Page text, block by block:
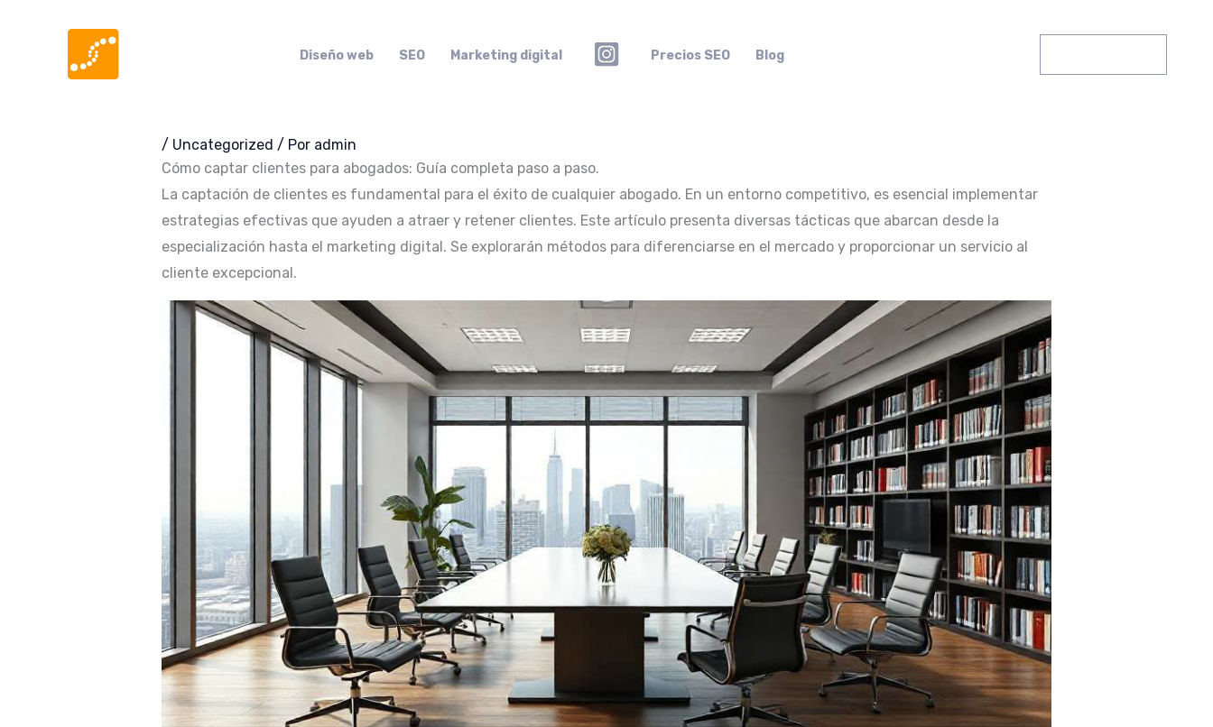
Diseño web SEO Marketing digital Precios SEO Blog
/ Uncategorized / Por admin
Cómo captar clientes para abogados: Guía completa paso a paso.
La captación de clientes es fundamental para el éxito de cualquier abogado. En un entorno competitivo, es esencial implementar
estrategias efectivas que ayuden a atraer y retener clientes. Este artículo presenta diversas tácticas que abarcan desde la
especialización hasta el marketing digital. Se explorarán métodos para diferenciarse en el mercado y proporcionar un servicio al
cliente excepcional.